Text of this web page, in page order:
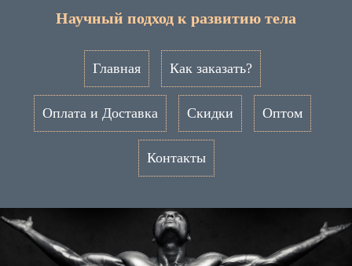
Научный подход к развитию тела
Главная Как заказать?
Оплата и Доставка Скидки Оптом
Контакты